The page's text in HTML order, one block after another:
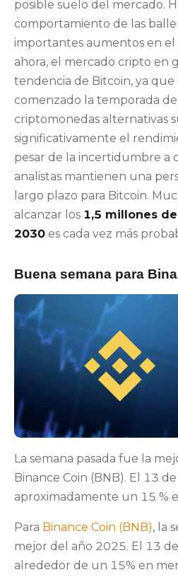
posible suelo del mercado.
comportamiento de las
importantes aumentos en el
ahora, el mercado cripto en
tendencia de Bitcoin, ya que
comenzado la temporada
criptomonedas alternativas
significativamente el
pesar de la incertidumbre a
analistas mantienen una
largo plazo para Bitcoin.
alcanzar los 1,5 millones
2030 es cada vez más
Buena semana para
La semana pasada fue la
Binance Coin (BNB). El 13
aproximadamente un 15 %
Para Binance Coin (BNB), la
mejor del año 2025. El 13
alrededor de un 15% en